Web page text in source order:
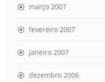
março 2007
fevereiro 2007
janeiro 2007
dezembro 2006